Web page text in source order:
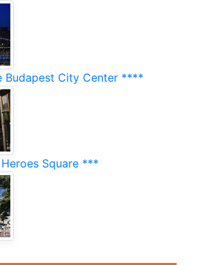
City Center ****
Square ***